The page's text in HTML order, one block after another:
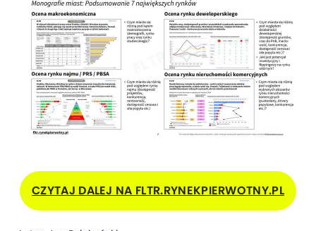
CZYTAJ DALEJ NA FLTR.RYNEKPIERWOTNY.PL